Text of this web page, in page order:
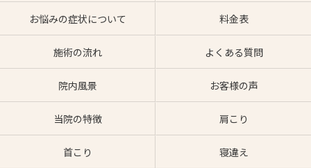
お悩みの症状について 料金表
施術の流れ よくある質問
院内風景 お客様の声
当院の特徴 肩こり
首こり 寝違え